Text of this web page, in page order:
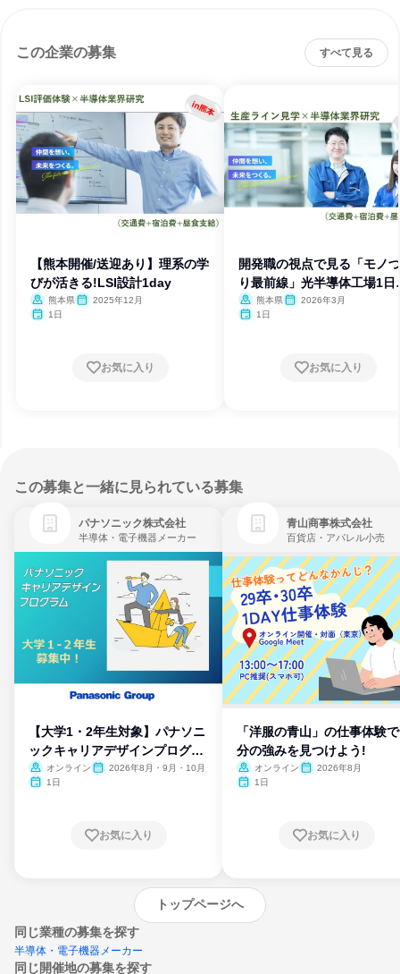
この企業の募集 すべて見る
【熊本開催/送迎あり】理系の学
びが活きる!LSI設計1day
熊本県
2025年12月
1日
お気に入り
開発職の視点で見る「モノ
り最前線」光半導体工場1日
験 熊本県
2026年3月
1日
お気に入り
この募集と一緒に見られている募集
パナソニック株式会社
半導体・電子機器メーカー
【大学1・2年生対象】パナソニ
ックキャリアデザインプログラ
ム
オンライン
2026年8月・9月・10月
1日
お気に入り
青山商事株式会社
百貨店・アパレル小売
「洋服の青山」の仕事体験
分の強みを見つけよう!
オンライン
2026年8月
1日
お気に入り
トップページへ
同じ業種の募集を探す
半導体・電子機器メーカー
同じ開催地の募集を探す